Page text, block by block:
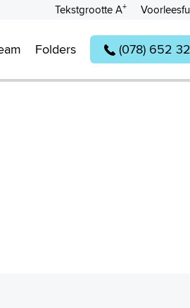
Tekstgrootte A+
Folders (078) 652